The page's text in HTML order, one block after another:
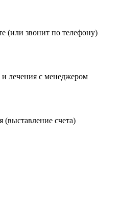
(или звонит по телефону)
и лечения с менеджером
счета)